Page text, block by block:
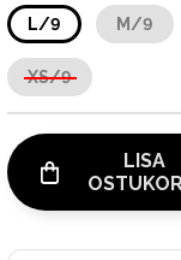
L/9 M/9
XS/9
LISA